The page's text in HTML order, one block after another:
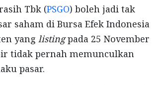
Tbk (PSGO) boleh jadi tak
saham di Bursa Efek Indonesia
yang listingpada 25 November
tidak pernah memunculkan
pasar.